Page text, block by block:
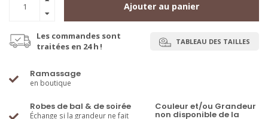
Ajouter au panier
Les commandes sont
traitées en 24 h !
TABLEAU DES TAILLES
Ramassage
en boutique
Robes de bal & de soirée
Échange si la grandeur ne fait
Couleur et/ou Grandeur
non disponible de la